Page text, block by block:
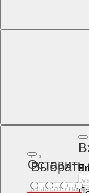
Выбрать
Оставить